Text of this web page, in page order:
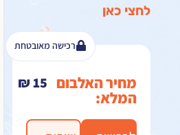
מחיר האלבום ₪15
רכישה מאובטחת